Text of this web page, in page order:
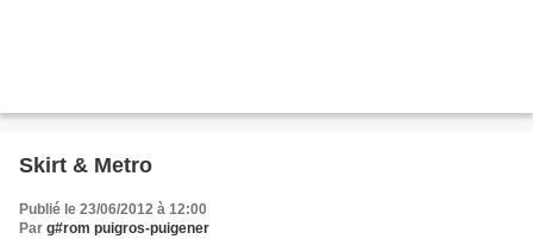
Skirt & Metro
Publié le 23/06/2012 à 12:00
Par g#rom puigros-puigener